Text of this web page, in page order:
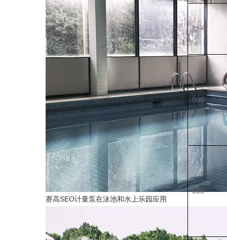
赛高SEO计量泵在泳池和水上乐园应用
型号
500
600